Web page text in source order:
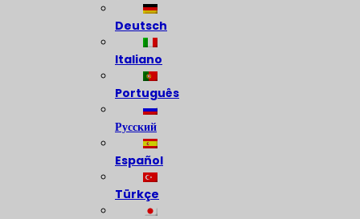
Deutsch
Italiano
Português
Русский
Español
Türkçe